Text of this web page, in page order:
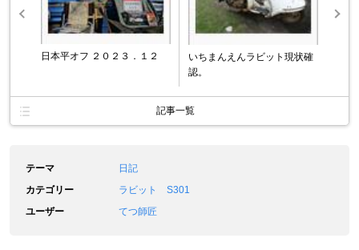
日本平オフ ２０２３．１２
いちまんえんラビット現状確
認。
記事一覧
テーマ
日記
カテゴリー
ラビット S301
ユーザー
てつ師匠